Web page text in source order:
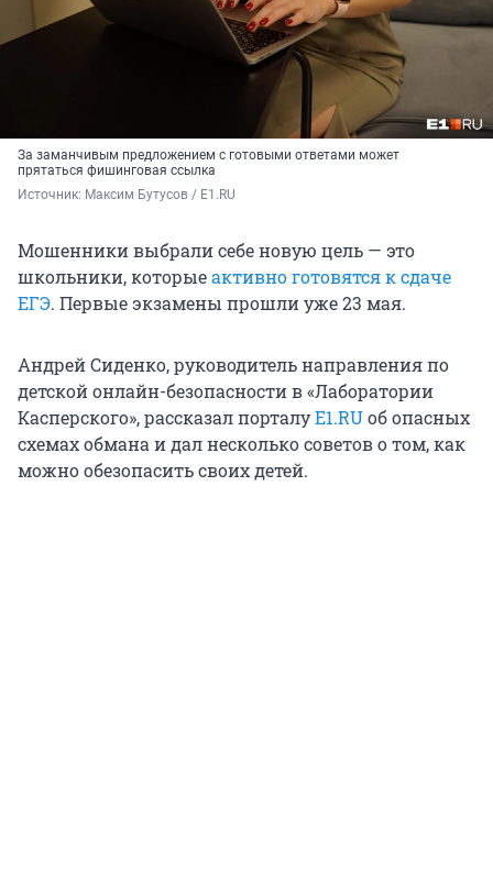
За заманчивым предложением с готовыми ответами может
прятаться фишинговая ссылка
Источник: Максим Бутусов / E1.RU
Мошенники выбрали себе новую цель — это
школьники, которыеактивно готовятся к сдаче
ЕГЭ. Первые экзамены прошли уже 23 мая.
Андрей Сиденко, руководитель направления по
детской онлайн-безопасности в «Лаборатории
Касперского», рассказал порталуE1.RUоб опасных
схемах обмана и дал несколько советов о том, как
можно обезопасить своих детей.